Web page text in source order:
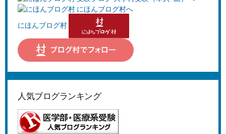
にほんブログ村
人気ブログランキング